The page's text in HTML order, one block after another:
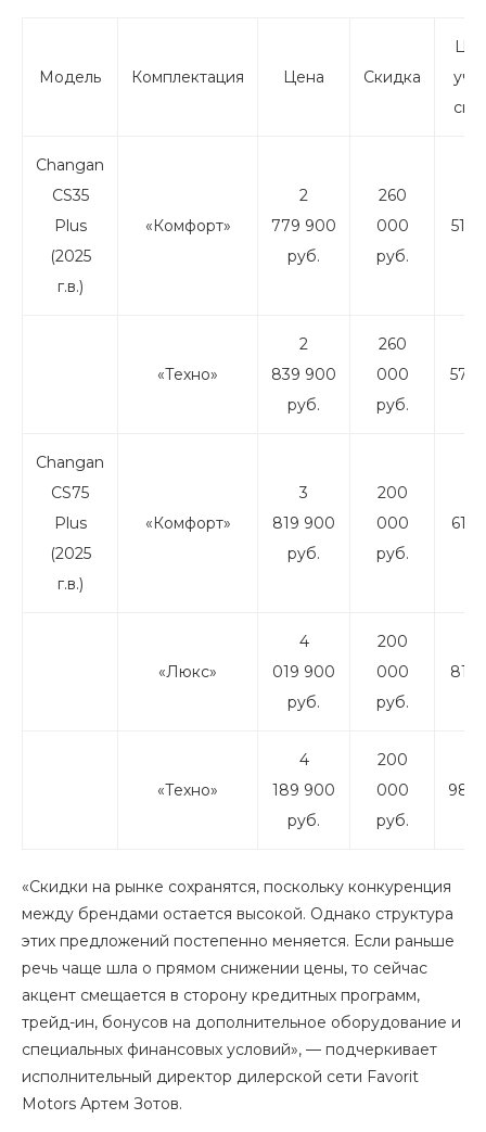
Модель Комплектация Цена Скидка
Changan
CS35
Plus
(2025
г.в.)
«Комфорт»
2
779 900
руб.
260
000
руб.
519
«Техно»
2
839 900
руб.
260
000
руб.
579
Changan
CS75
Plus
(2025
г.в.)
«Комфорт»
3
819 900
руб.
200
000
руб.
619
«Люкс»
4
019 900
руб.
200
000
руб.
819
«Техно»
4
189 900
руб.
200
000
руб.
989
«Скидки на рынке сохранятся, поскольку конкуренция
между брендами остается высокой. Однако структура
этих предложений постепенно меняется. Если раньше
речь чаще шла о прямом снижении цены, то сейчас
акцент смещается в сторону кредитных программ,
трейд-ин, бонусов на дополнительное оборудование и
специальных финансовых условий», — подчеркивает
исполнительный директор дилерской сети Favorit
Motors Артем Зотов.